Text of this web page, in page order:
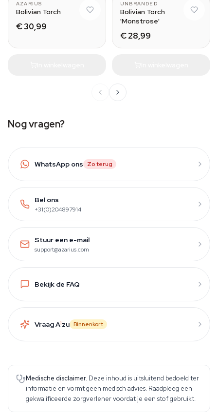
AZARIUS
Bolivian Torch
€ 30,99
UNBRANDED
Bolivian Torch
'Monstrose'
€ 28,99
Nog vragen?
WhatsApp ons Zo terug
Bel ons
+31(0)204897914
Stuur een e-mail
support@azarius.com
Bekijk de FAQ
Vraag Aizu Binnenkort
Medische disclaimer. Deze inhoud is uitsluitend bedoeld ter
informatie en vormt geen medisch advies. Raadpleeg een
gekwalificeerde zorgverlener voordat je een stof gebruikt.